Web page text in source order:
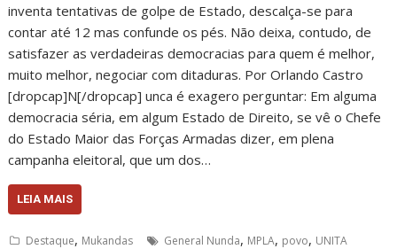
inventa tentativas de golpe de Estado, descalça-se para
contar até 12 mas confunde os pés. Não deixa, contudo, de
satisfazer as verdadeiras democracias para quem é melhor,
muito melhor, negociar com ditaduras. Por Orlando Castro
[dropcap]N[/dropcap] unca é exagero perguntar: Em alguma
democracia séria, em algum Estado de Direito, se vê o Chefe
do Estado Maior das Forças Armadas dizer, em plena
campanha eleitoral, que um dos…
LEIA MAIS
Destaque, Mukandas General Nunda, MPLA, povo, UNITA